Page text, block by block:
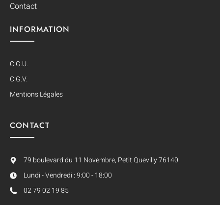
Contact
INFORMATION
C.G.U.
C.G.V.
Mentions Légales
CONTACT
79 boulevard du 11 Novembre, Petit Quevilly 76140
Lundi - Vendredi : 9:00 - 18:00
02 79 02 19 85